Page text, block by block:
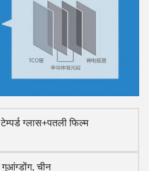
टेम्पर्ड ग्लास+पतली फिल्म
गुआंग्डोंग, चीन